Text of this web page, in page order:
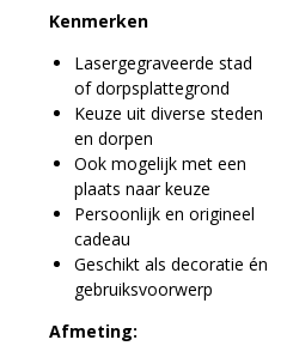
Kenmerken
Lasergegraveerde stad
of dorpsplattegrond
Keuze uit diverse steden
en dorpen
Ook mogelijk met een
plaats naar keuze
Persoonlijk en origineel
cadeau
Geschikt als decoratie én
gebruiksvoorwerp
Afmeting: